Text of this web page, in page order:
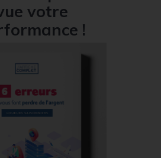
votre
!